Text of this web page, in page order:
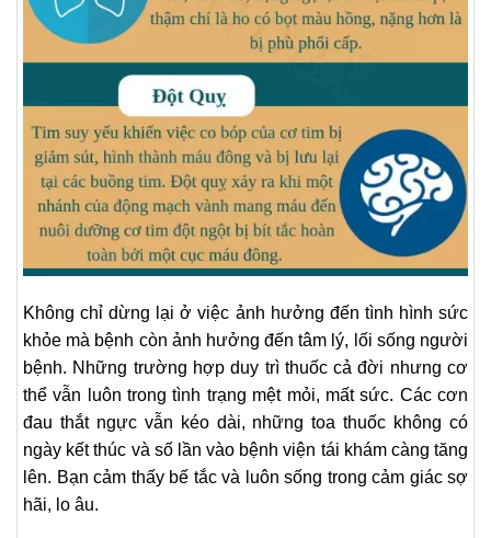
Không chỉ dừng lại ở việc ảnh hưởng đến tình hình sức
khỏe mà bệnh còn ảnh hưởng đến tâm lý, lối sống người
bệnh. Những trường hợp duy trì thuốc cả đời nhưng cơ
thể vẫn luôn trong tình trạng mệt mỏi, mất sức. Các cơn
đau thắt ngực vẫn kéo dài, những toa thuốc không có
ngày kết thúc và số lần vào bệnh viện tái khám càng tăng
lên. Bạn cảm thấy bế tắc và luôn sống trong cảm giác sợ
hãi, lo âu.